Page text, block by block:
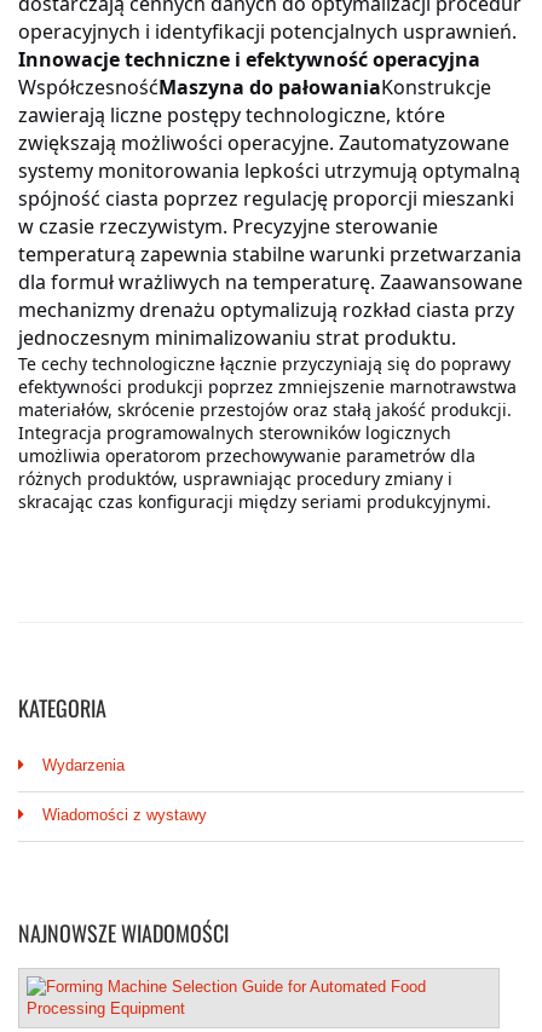
KATEGORIA
Wydarzenia
Wiadomości z wystawy
NAJNOWSZE WIADOMOŚCI